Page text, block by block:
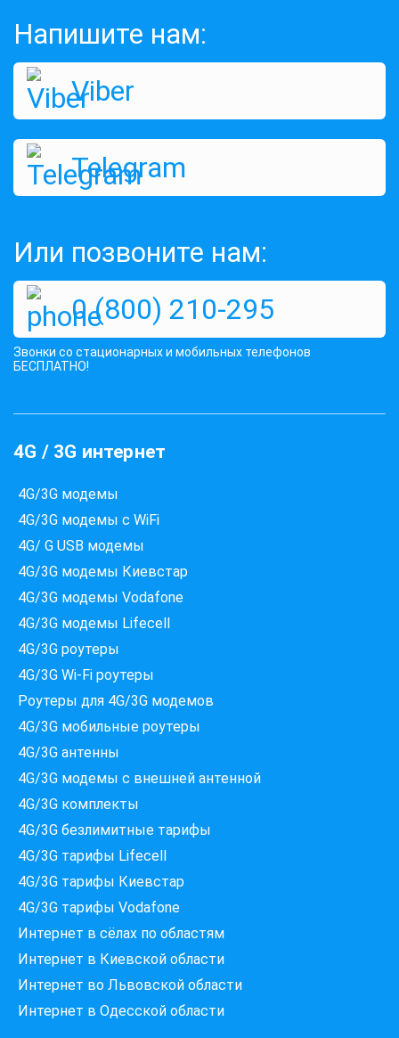
Напишите нам:
Viber
Telegram
Или позвоните нам:
0 (800) 210-295
Звонки со стационарных и мобильных телефонов
БЕСПЛАТНО!
4G / 3G интернет
4G/3G модемы
4G/3G модемы с WiFi
4G/ G USB модемы
4G/3G модемы Киевстар
4G/3G модемы Vodafone
4G/3G модемы Lifecell
4G/3G роутеры
4G/3G Wi-Fi роутеры
Роутеры для 4G/3G модемов
4G/3G мобильные роутеры
4G/3G антенны
4G/3G модемы c внешней антенной
4G/3G комплекты
4G/3G безлимитные тарифы
4G/3G тарифы Lifecell
4G/3G тарифы Киевстар
4G/3G тарифы Vodafone
Интернет в сёлах по областям
Интернет в Киевской области
Интернет во Львовской области
Интернет в Одесской области
Які провайдери працюють
за вашою адресою?
Перевірте доступність інтернету за 30 секунд
375+ провайдерів в базі
Введіть вашу адресу
Місто, вулиця та номер будинку